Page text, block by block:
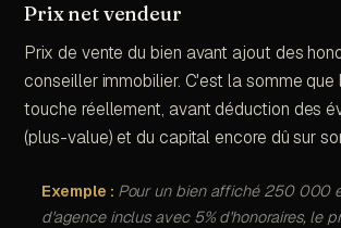
Prix net vendeur
Prix de vente du bien avant ajout des
conseiller immobilier. C'est la somme que
touche réellement, avant déduction des
(plus-value) et du capital encore dû sur
Exemple : Pour un bien affiché 250 000
d'agence inclus avec 5% d'honoraires, le